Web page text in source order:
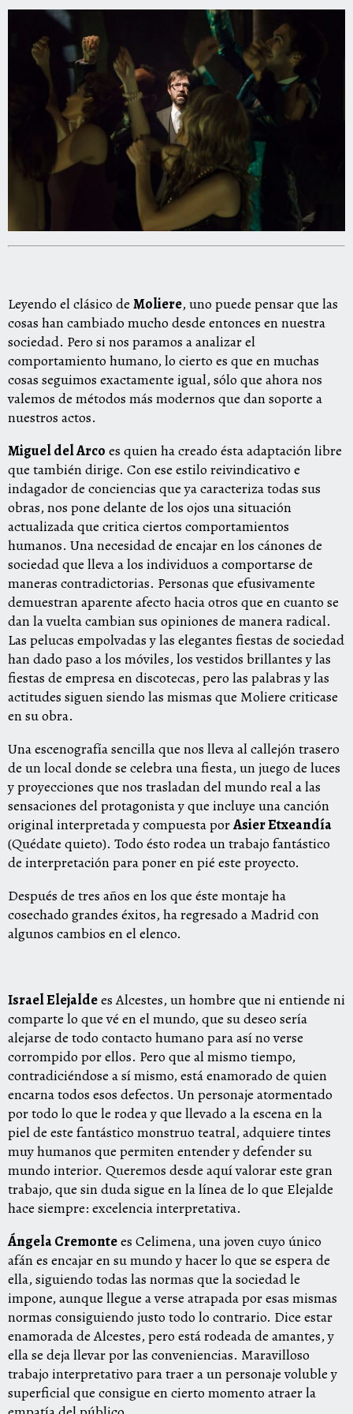
Leyendo el clásico de Moliere, uno puede pensar que las
cosas han cambiado mucho desde entonces en nuestra
sociedad. Pero si nos paramos a analizar el
comportamiento humano, lo cierto es que en muchas
cosas seguimos exactamente igual, sólo que ahora nos
valemos de métodos más modernos que dan soporte a
nuestros actos.
Miguel del Arco es quien ha creado ésta adaptación libre
que también dirige. Con ese estilo reivindicativo e
indagador de conciencias que ya caracteriza todas sus
obras, nos pone delante de los ojos una situación
actualizada que critica ciertos comportamientos
humanos. Una necesidad de encajar en los cánones de
sociedad que lleva a los individuos a comportarse de
maneras contradictorias. Personas que efusivamente
demuestran aparente afecto hacia otros que en cuanto se
dan la vuelta cambian sus opiniones de manera radical.
Las pelucas empolvadas y las elegantes fiestas de sociedad
han dado paso a los móviles, los vestidos brillantes y las
fiestas de empresa en discotecas, pero las palabras y las
actitudes siguen siendo las mismas que Moliere criticase
en su obra.
Una escenografía sencilla que nos lleva al callejón trasero
de un local donde se celebra una fiesta, un juego de luces
y proyecciones que nos trasladan del mundo real a las
sensaciones del protagonista y que incluye una canción
original interpretada y compuesta porAsier Etxeandía
(Quédate quieto). Todo ésto rodea un trabajo fantástico
de interpretación para poner en pié este proyecto.
Después de tres años en los que éste montaje ha
cosechado grandes éxitos, ha regresado a Madrid con
algunos cambios en el elenco.
Israel Elejaldees Alcestes, un hombre que ni entiende ni
comparte lo que vé en el mundo, que su deseo sería
alejarse de todo contacto humano para así no verse
corrompido por ellos. Pero que al mismo tiempo,
contradiciéndose a sí mismo, está enamorado de quien
encarna todos esos defectos. Un personaje atormentado
por todo lo que le rodea y que llevado a la escena en la
piel de este fantástico monstruo teatral, adquiere tintes
muy humanos que permiten entender y defender su
mundo interior. Queremos desde aquí valorar este gran
trabajo, que sin duda sigue en la línea de lo que Elejalde
hace siempre: excelencia interpretativa.
Ángela Cremontees Celimena, una joven cuyo único
afán es encajar en su mundo y hacer lo que se espera de
ella, siguiendo todas las normas que la sociedad le
impone, aunque llegue a verse atrapada por esas mismas
normas consiguiendo justo todo lo contrario. Dice estar
enamorada de Alcestes, pero está rodeada de amantes, y
ella se deja llevar por las conveniencias. Maravilloso
trabajo interpretativo para traer a un personaje voluble y
superficial que consigue en cierto momento atraer la